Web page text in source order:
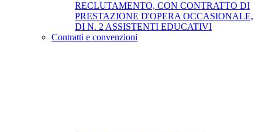
RECLUTAMENTO, CON CONTRATTO DI
PRESTAZIONE D'OPERA OCCASIONALE,
DI N. 2 ASSISTENTI EDUCATIVI
Contratti e convenzioni